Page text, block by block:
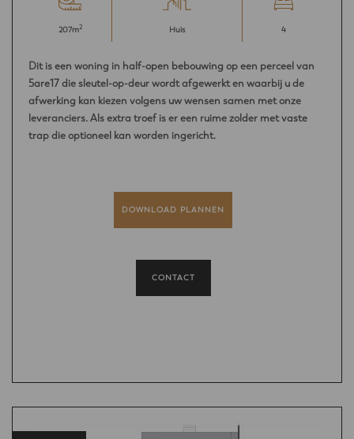
207m2 Huis 4
Dit is een woning in half-open bebouwing op een perceel van
5are17 die sleutel-op-deur wordt afgewerkt en waarbij u de
afwerking kan kiezen volgens uw wensen samen met onze
leveranciers. Als extra troef is er een ruime zolder met vaste
trap die optioneel kan worden ingericht.
DOWNLOAD PLANNEN
CONTACT